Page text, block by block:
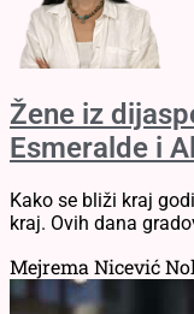
Žene iz
Esmeralde i
Kako se bliži kraj
kraj. Ovih dana
Mejrema Nicević